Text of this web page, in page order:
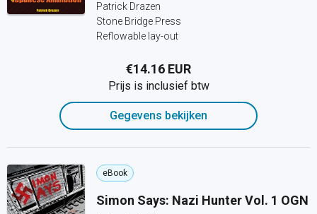
Patrick Drazen
Stone Bridge Press
Reflowable lay-out
€14.16 EUR
Prijs is inclusief btw
Gegevens bekijken
eBook
Simon Says: Nazi Hunter Vol. 1 OGN